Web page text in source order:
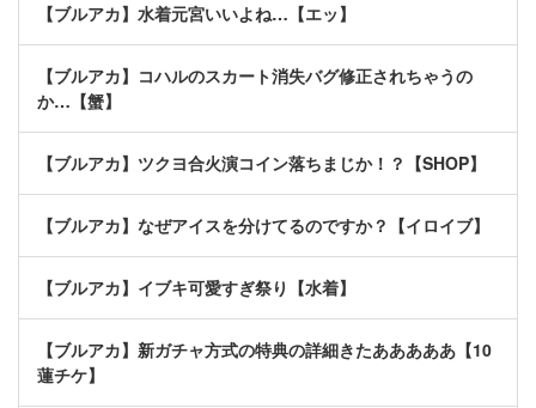
【ブルアカ】水着元宮いいよね…【エッ】
【ブルアカ】コハルのスカート消失バグ修正されちゃうの
か…【蟹】
【ブルアカ】ツクヨ合火演コイン落ちまじか！？【SHOP】
【ブルアカ】なぜアイスを分けてるのですか？【イロイブ】
【ブルアカ】イブキ可愛すぎ祭り【水着】
【ブルアカ】新ガチャ方式の特典の詳細きたあああああ【10
蓮チケ】